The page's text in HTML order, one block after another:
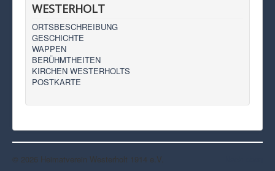
WESTERHOLT
ORTSBESCHREIBUNG
GESCHICHTE
WAPPEN
BERÜHMTHEITEN
KIRCHEN WESTERHOLTS
POSTKARTE
© 2026 Heimatverein Westerholt 1914 e.V.